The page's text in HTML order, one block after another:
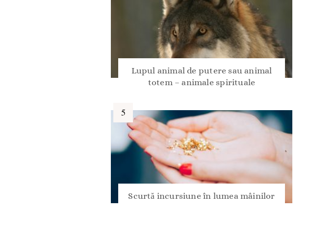
Lupul animal de putere sau animal
totem – animale spirituale
Scurtă incursiune în lumea mâinilor